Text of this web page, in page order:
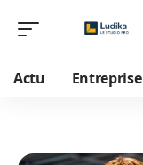
Actu Entreprise